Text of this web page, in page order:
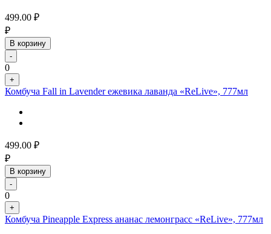
499.00 ₽
₽
В корзину
-
0
+
Комбуча Fall in Lavender ежевика лаванда «ReLive», 777мл
499.00 ₽
₽
В корзину
-
0
+
Комбуча Pineapple Express ананас лемонграсс «ReLive», 777мл